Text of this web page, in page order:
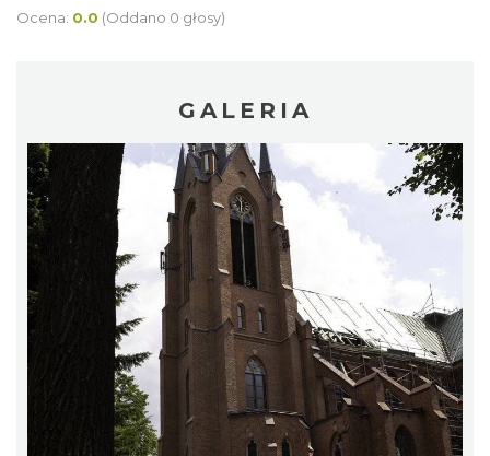
Ocena: 0.0 (Oddano 0 głosy)
GALERIA